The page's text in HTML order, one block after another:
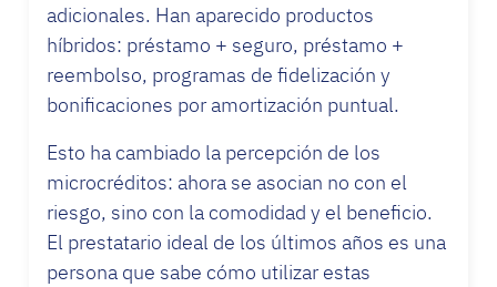
adicionales. Han aparecido productos
híbridos: préstamo + seguro, préstamo +
reembolso, programas de fidelización y
bonificaciones por amortización puntual.
Esto ha cambiado la percepción de los
microcréditos: ahora se asocian no con el
riesgo, sino con la comodidad y el beneficio.
El prestatario ideal de los últimos años es una
persona que sabe cómo utilizar estas